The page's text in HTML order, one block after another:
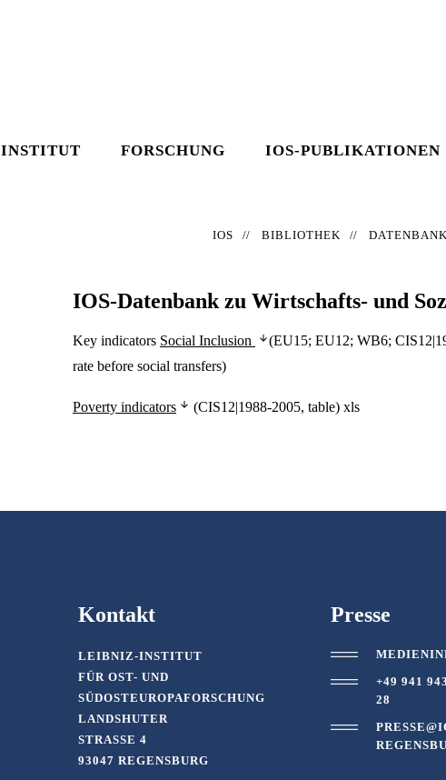
INSTITUT FORSCHUNG IOS-PUBLIKATIONEN
IOS BIBLIOTHEK
IOS-Datenbank zu Wirtschafts- und
Key indicators Social Inclusion
(EU15; EU12; WB6;
rate before social transfers)
Poverty indicators (CIS12|1988-2005, table) xls
Kontakt
LEIBNIZ-INSTITUT
FÜR OST- UND
SÜDOSTEUROPAFORSCHUNG
LANDSHUTER
STRASSE 4
93047 REGENSBURG
Presse
+49 941
28